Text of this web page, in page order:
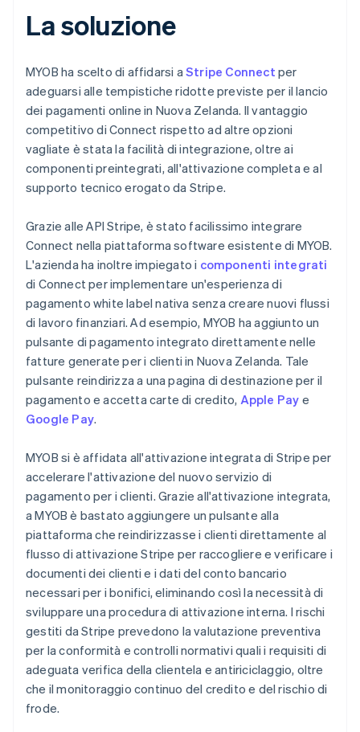
La soluzione
MYOB ha scelto di affidarsi a Stripe Connect per
adeguarsi alle tempistiche ridotte previste per il lancio
dei pagamenti online in Nuova Zelanda. Il vantaggio
competitivo di Connect rispetto ad altre opzioni
vagliate è stata la facilità di integrazione, oltre ai
componenti preintegrati, all'attivazione completa e al
supporto tecnico erogato da Stripe.
Grazie alle API Stripe, è stato facilissimo integrare
Connect nella piattaforma software esistente di MYOB.
L'azienda ha inoltre impiegato i componenti integrati
di Connect per implementare un'esperienza di
pagamento white label nativa senza creare nuovi flussi
di lavoro finanziari. Ad esempio, MYOB ha aggiunto un
pulsante di pagamento integrato direttamente nelle
fatture generate per i clienti in Nuova Zelanda. Tale
pulsante reindirizza a una pagina di destinazione per il
pagamento e accetta carte di credito, Apple Pay e
Google Pay.
MYOB si è affidata all'attivazione integrata di Stripe per
accelerare l'attivazione del nuovo servizio di
pagamento per i clienti. Grazie all'attivazione integrata,
a MYOB è bastato aggiungere un pulsante alla
piattaforma che reindirizzasse i clienti direttamente al
flusso di attivazione Stripe per raccogliere e verificare i
documenti dei clienti e i dati del conto bancario
necessari per i bonifici, eliminando così la necessità di
sviluppare una procedura di attivazione interna. I rischi
gestiti da Stripe prevedono la valutazione preventiva
per la conformità e controlli normativi quali i requisiti di
adeguata verifica della clientela e antiriciclaggio, oltre
che il monitoraggio continuo del credito e del rischio di
frode.